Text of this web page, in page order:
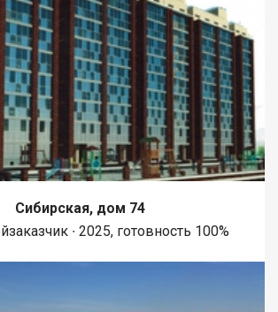
Сибирская, дом 74
∙ 2025, готовность 100%